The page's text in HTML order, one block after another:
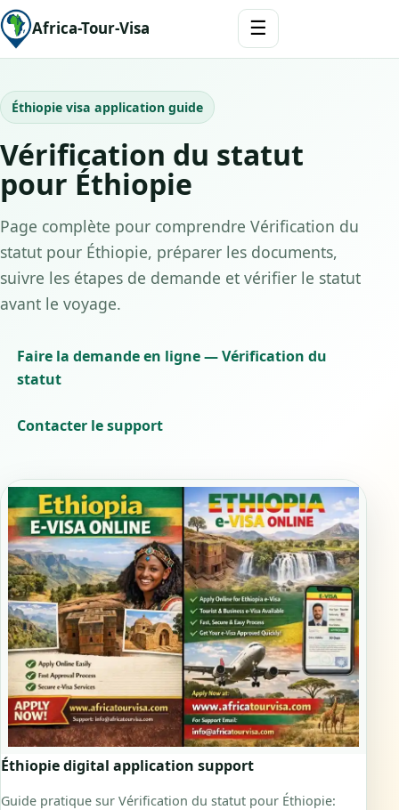
Africa-Tour-Visa ☰
Éthiopie visa application guide
Vérification du statut
pour Éthiopie
Page complète pour comprendre Vérification du
statut pour Éthiopie, préparer les documents,
suivre les étapes de demande et vérifier le statut
avant le voyage.
Faire la demande en ligne — Vérification du
statut
Contacter le support
Éthiopie digital application support
Guide pratique sur Vérification du statut pour Éthiopie: